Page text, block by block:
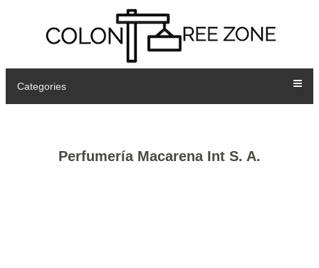
Categories
Perfumería Macarena Int S. A.